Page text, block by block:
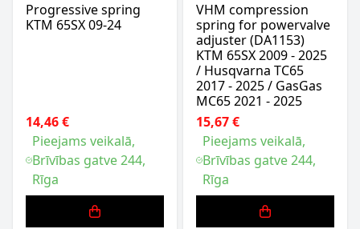
Progressive spring
KTM 65SX 09-24
14,46 €
Pieejams veikalā,
Brīvības gatve 244,
Rīga
VHM compression
spring for powervalve
adjuster (DA1153)
KTM 65SX 2009 - 2025
/ Husqvarna TC65
2017 - 2025 / GasGas
MC65 2021 - 2025
15,67 €
Pieejams veikalā,
Brīvības gatve 244,
Rīga